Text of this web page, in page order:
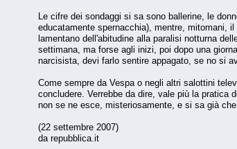
Le cifre dei sondaggi si sa sono ballerine, le
educatamente spernacchia), mentre, mitomani,
lamentano dell'abitudine alla paralisi notturna
settimana, ma forse agli inizi, poi dopo una
narcisista, devi farlo sentire appagato, se no si
Come sempre da Vespa o negli altri salottini
concludere. Verrebbe da dire, vale più la pratica
non se ne esce, misteriosamente, e si sa già
(22 settembre 2007)
da repubblica.it